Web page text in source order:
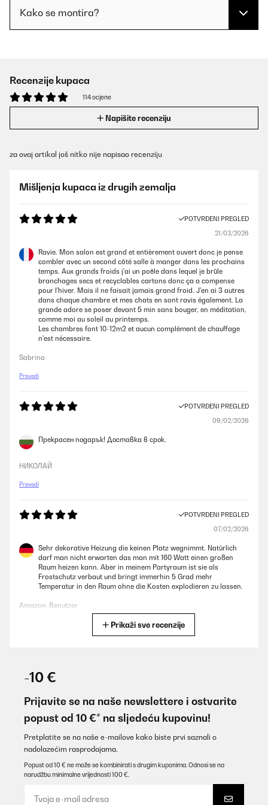
Kako se montira?
Recenzije kupaca
114 ocjene
Napišite recenziju
za ovaj artikal još nitko nije napisao recenziju
Mišljenja kupaca iz drugih zemalja
POTVRĐENI PREGLED
21/03/2026
Ravie. Mon salon est grand et entièrement ouvert donc je pense
combler avec un second côté salle à manger dans les prochains
temps. Aux grands froids j'ai un poêle dans lequel je brûle
branchages secs et recyclables cartons donc ça a compense
pour l'hiver. Mais il ne faisait jamais grand froid. J'en ai 3 autres
dans chaque chambre et mes chats en sont ravis également. La
grande adore se poser devant 5 min sans bouger, en méditation,
comme moi au soleil au printemps.
Les chambres font 10-12m2 et aucun complément de chauffage
n'est nécessaire.
Sabrina
Prevedi
POTVRĐENI PREGLED
09/02/2026
Прекрасен подарък! Доставка в срок.
НИКОЛАЙ
Prevedi
POTVRĐENI PREGLED
07/02/2026
Sehr dekorative Heizung die keinen Platz wegnimmt. Natürlich
darf man nicht erwarten das man mit 160 Watt einen großen
Raum heizen kann. Aber in meinem Partyraum ist sie als
Frostschutz verbaut und bringt immerhin 5 Grad mehr
Temperatur in den Raum ohne die Kosten explodieren zu lassen.
Amazon-Benutzer
neben dem Bett. Es wird sofort angenehm warm und die App
Steuerung und Verbindung funktioniert sehr gut!
Amazon-Benutzer
Prikaži sve recenzije
-10 €
Prijavite se na naše newslettere i ostvarite
popust od 10 €* na sljedeću kupovinu!
Pretplatite se na naše e-mailove kako biste prvi saznali o
nadolazećim rasprodajama.
Popust od 10 € ne može se kombinirati s drugim kuponima. Odnosi se na
narudžbu minimalne vrijednosti 100 €.